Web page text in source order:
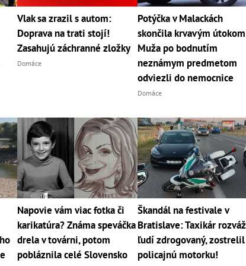
Vlak sa zrazil s autom:
Doprava na trati stojí!
Zasahujú záchranné zložky
Domáce
Potýčka v Malackách
skončila krvavým
Muža po bodnutím
neznámym predmetom
odviezli do nemocnice
Domáce
Napovie vám viac fotka či
karikatúra? Známa speváčka
drela v továrni, potom
pobláznila celé Slovensko
Škandál na festivale v
Bratislave: Taxikár
ľudí zdrogovaný, zostrelil
policajnú motorku!